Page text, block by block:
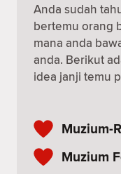
Anda sudah
bertemu orang
mana anda
anda. Berikut
idea janji temu
Muzium-
Muzium